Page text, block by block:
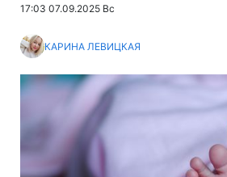
17:03 07.09.2025 Вс
КАРИНА ЛЕВИЦКАЯ